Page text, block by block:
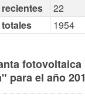
22
1954
para el año